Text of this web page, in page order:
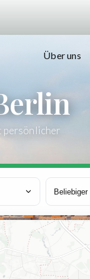
Über uns
persönlicher